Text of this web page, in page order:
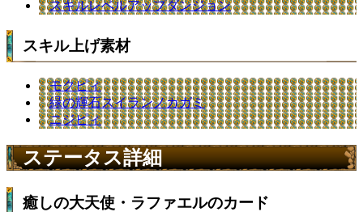
スキルレベルアップダンジョン
スキル上げ素材
モクピィ
緑の輝石スイランノカガミ
ニジピィ
ステータス詳細
癒しの大天使・ラファエルのカード